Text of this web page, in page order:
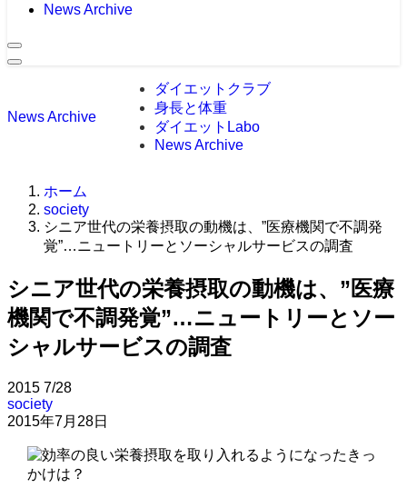
News Archive
News Archive
ダイエットクラブ
身長と体重
ダイエットLabo
News Archive
ホーム
society
シニア世代の栄養摂取の動機は、”医療機関で不調発
覚”…ニュートリーとソーシャルサービスの調査
シニア世代の栄養摂取の動機は、”医療
機関で不調発覚”…ニュートリーとソー
シャルサービスの調査
2015 7/28
society
2015年7月28日